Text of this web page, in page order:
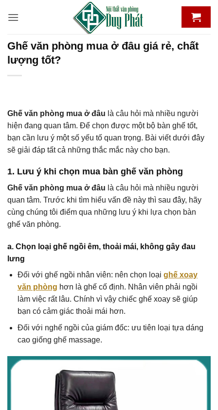
qua
dungGhế văn phòng mua ở đâu giá rẻ, chất
lượng tốt?
Ghế văn phòng mua ở đâu là câu hỏi mà nhiều người
hiện đang quan tâm. Để chọn được một bộ bàn ghế tốt,
bạn cần lưu ý một số yếu tố quan trọng. Bài viết dưới đây
sẽ giải đáp tất cả những thắc mắc này cho bạn.
1. Lưu ý khi chọn mua bàn ghế văn phòng
Ghế văn phòng mua ở đâu là câu hỏi mà nhiều người
quan tâm. Trước khi tìm hiểu vấn đề này thì sau đây, hãy
cùng chúng tôi điểm qua những lưu ý khi lựa chọn bàn
ghế văn phòng.
a. Chọn loại ghế ngồi êm, thoải mái, không gây đau
lưng
Đối với ghế ngồi nhân viên: nên chọn loại ghế xoay
văn phòng hơn là ghế cố định. Nhân viên phải ngồi
làm việc rất lâu. Chính vì vậy chiếc ghế xoay sẽ giúp
bạn có cảm giác thoải mái hơn.
Đối với nghế ngồi của giám đốc: ưu tiên loại tựa dáng
cao giống ghế massage.